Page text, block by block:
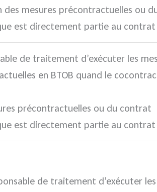
des mesures précontractuelles ou
est directement partie au contrat
de traitement d’exécuter les
en BTOB quand le
précontractuelles ou du contrat
est directement partie au contrat
de traitement d’exécuter